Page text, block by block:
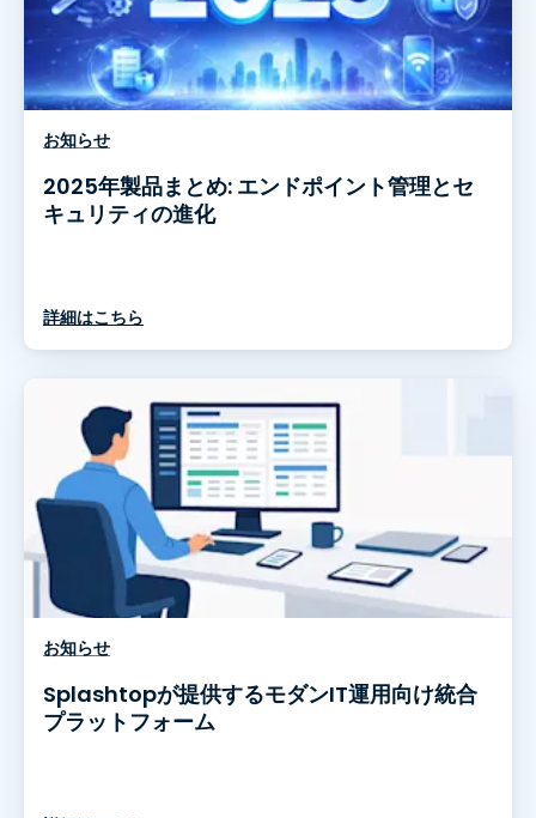
お知らせ
2025年製品まとめ: エンドポイント管理とセ
キュリティの進化
詳細はこちら
お知らせ
Splashtopが提供するモダンIT運用向け統合
プラットフォーム